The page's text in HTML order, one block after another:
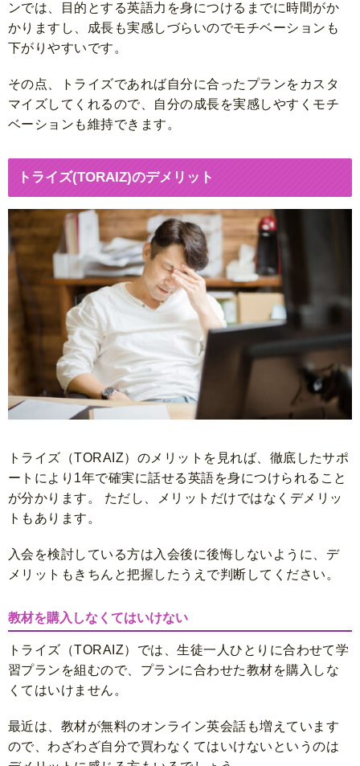
ンでは、目的とする英語力を身につけるまでに時間がか
かりますし、成長も実感しづらいのでモチベーションも
下がりやすいです。
その点、トライズであれば自分に合ったプランをカスタ
マイズしてくれるので、自分の成長を実感しやすくモチ
ベーションも維持できます。
トライズ(TORAIZ)のデメリット
トライズ（TORAIZ）のメリットを見れば、徹底したサポ
ートにより1年で確実に話せる英語を身につけられること
が分かります。 ただし、メリットだけではなくデメリッ
トもあります。
入会を検討している方は入会後に後悔しないように、デ
メリットもきちんと把握したうえで判断してください。
教材を購入しなくてはいけない
トライズ（TORAIZ）では、生徒一人ひとりに合わせて学
習プランを組むので、プランに合わせた教材を購入しな
くてはいけません。
最近は、教材が無料のオンライン英会話も増えています
ので、わざわざ自分で買わなくてはいけないというのは